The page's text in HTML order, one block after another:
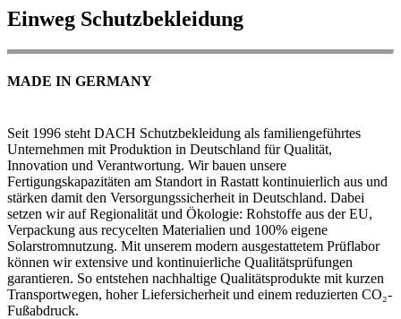
Einweg Schutzbekleidung
MADE IN GERMANY
Seit 1996 steht DACH Schutzbekleidung als familiengeführtes
Unternehmen mit Produktion in Deutschland für Qualität,
Innovation und Verantwortung. Wir bauen unsere
Fertigungskapazitäten am Standort in Rastatt kontinuierlich aus und
stärken damit den Versorgungssicherheit in Deutschland. Dabei
setzen wir auf Regionalität und Ökologie: Rohstoffe aus der EU,
Verpackung aus recycelten Materialien und 100% eigene
Solarstromnutzung. Mit unserem modern ausgestattetem Prüflabor
können wir extensive und kontinuierliche Qualitätsprüfungen
garantieren. So entstehen nachhaltige Qualitätsprodukte mit kurzen
Transportwegen, hoher Liefersicherheit und einem reduzierten CO₂-
Fußabdruck.